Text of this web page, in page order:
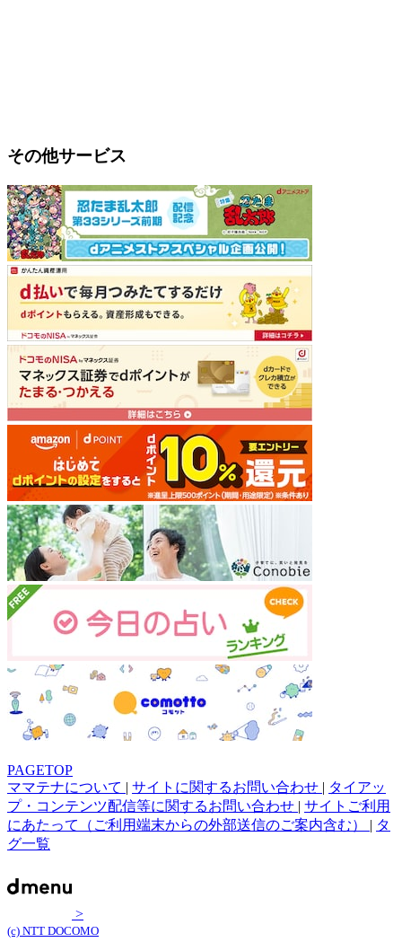
その他サービス
PAGETOP
ママテナについて | サイトに関するお問い合わせ | タイアッ
プ・コンテンツ配信等に関するお問い合わせ | サイトご利用
にあたって（ご利用端末からの外部送信のご案内含む） | タ
グ一覧
>
(c) NTT DOCOMO